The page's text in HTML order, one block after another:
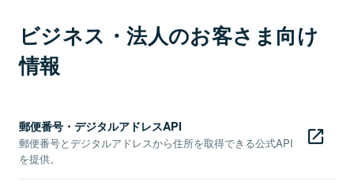
ビジネス・法人のお客さま向け
情報
郵便番号・デジタルアドレスAPI
郵便番号とデジタルアドレスから住所を取得できる公式API
を提供。